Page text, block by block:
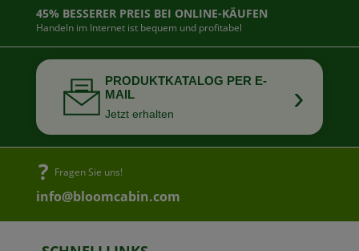
45% BESSERER PREIS BEI ONLINE-KÄUFEN
Handeln im Internet ist bequem und profitabel
PRODUKTKATALOG PER E-
MAIL
Jetzt erhalten ›
Fragen Sie uns!
info@bloomcabin.com